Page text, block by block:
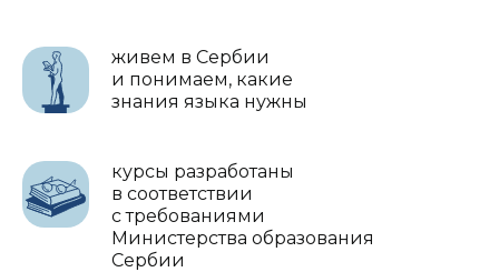
курсы разработаны
в соответствии
с требованиями
Министерства образования
Сербии
живем в Сербии
и понимаем, какие
знания языка нужны